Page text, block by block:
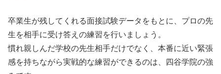
卒業生が残してくれる面接試験データをもとに、プロの先
生を相手に受け答えの練習を行いましょう。
慣れ親しんだ学校の先生相手だけでなく、本番に近い緊張
感を持ちながら実戦的な練習ができるのは、四谷学院の強